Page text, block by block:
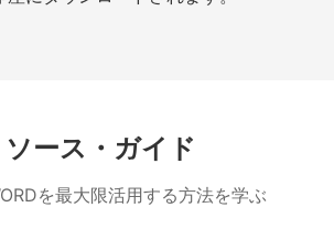
ソース・ガイド
を最大限活用する方法を学ぶ